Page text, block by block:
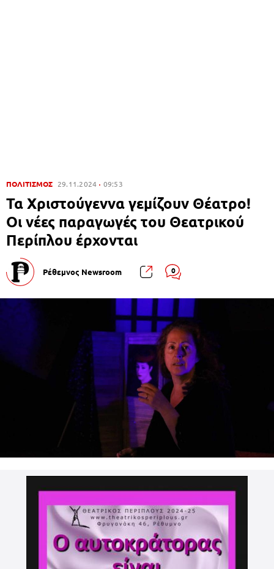
ΠΟΛΙΤΙΣΜΟΣ 29.11.2024 09:53
Τα Χριστούγεννα γεμίζουν Θέατρο!
Οι νέες παραγωγές του Θεατρικού
Περίπλου έρχονται
Ρέθεμνος Newsroom 0